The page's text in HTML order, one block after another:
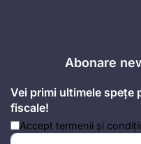
Abonare
Vei primi ultimele spețe
fiscale!
Accept termenii și